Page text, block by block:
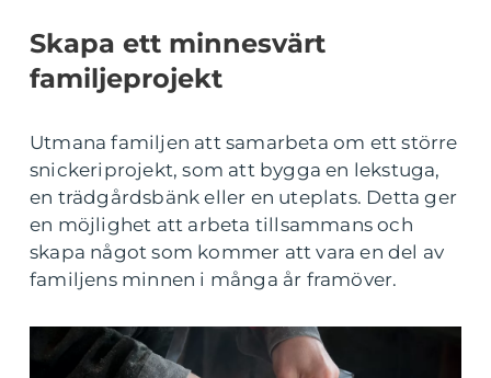
Skapa ett minnesvärt
familjeprojekt
Utmana familjen att samarbeta om ett större
snickeriprojekt, som att bygga en lekstuga,
en trädgårdsbänk eller en uteplats. Detta ger
en möjlighet att arbeta tillsammans och
skapa något som kommer att vara en del av
familjens minnen i många år framöver.